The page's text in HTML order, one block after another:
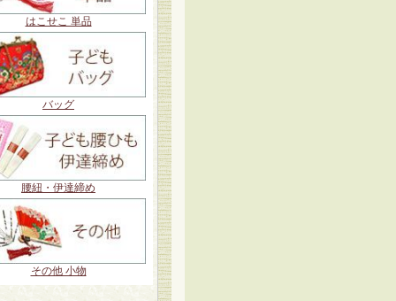
はこせこ 単品
バッグ
腰紐・伊達締め
その他 小物